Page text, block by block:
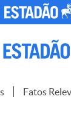
Fatos